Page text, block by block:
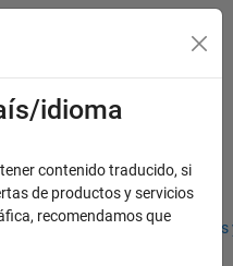
Oficinas locales
idioma
contenido traducido, si
de productos y servicios
recomendamos que